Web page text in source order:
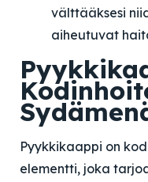
välttääksesi
aiheutuvat
Pyykkikaappi on
elementti, joka